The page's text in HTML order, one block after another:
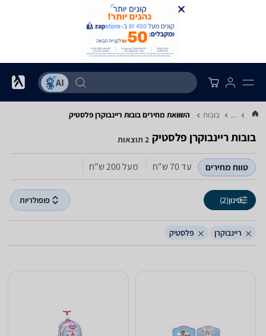
... בובות השוואת מחירים בובות ‏ריינבוקרן ‏פלסטיק
בובות ‏ריינבוקרן ‏פלסטיק 2 תוצאות
טווח מחירים עד 70‏ ש"ח מעל 200‏ ש"ח
סינון(2) פופולריות
ריינבוקרן פלסטיק